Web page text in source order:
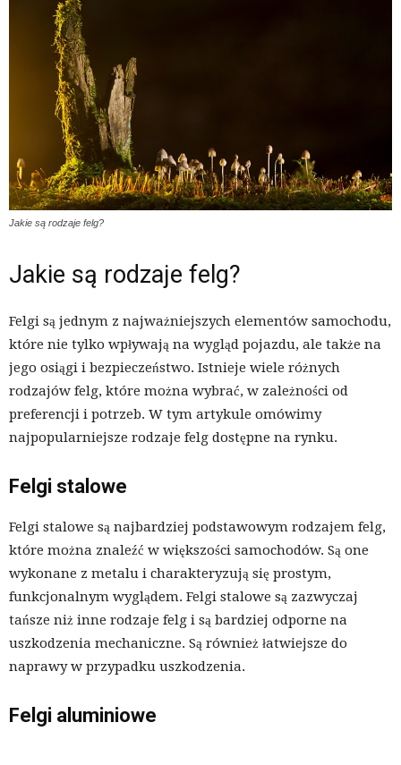
Jakie są rodzaje felg?
Jakie są rodzaje felg?
Felgi są jednym z najważniejszych elementów samochodu,
które nie tylko wpływają na wygląd pojazdu, ale także na
jego osiągi i bezpieczeństwo. Istnieje wiele różnych
rodzajów felg, które można wybrać, w zależności od
preferencji i potrzeb. W tym artykule omówimy
najpopularniejsze rodzaje felg dostępne na rynku.
Felgi stalowe
Felgi stalowe są najbardziej podstawowym rodzajem felg,
które można znaleźć w większości samochodów. Są one
wykonane z metalu i charakteryzują się prostym,
funkcjonalnym wyglądem. Felgi stalowe są zazwyczaj
tańsze niż inne rodzaje felg i są bardziej odporne na
uszkodzenia mechaniczne. Są również łatwiejsze do
naprawy w przypadku uszkodzenia.
Felgi aluminiowe